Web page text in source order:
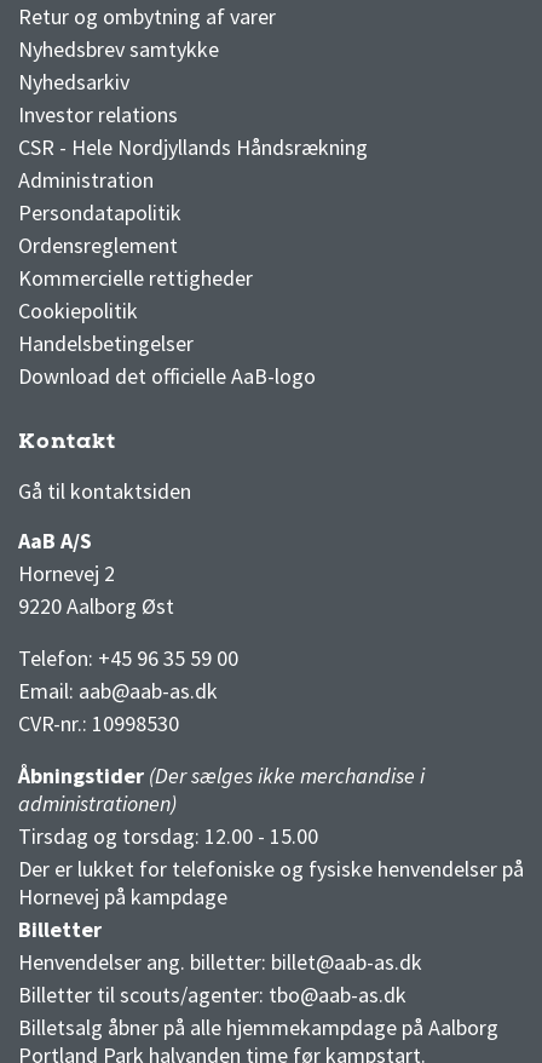
Retur og ombytning af varer
Nyhedsbrev samtykke
Nyhedsarkiv
Investor relations
CSR - Hele Nordjyllands Håndsrækning
Administration
Persondatapolitik
Ordensreglement
Kommercielle rettigheder
Cookiepolitik
Handelsbetingelser
Download det officielle AaB-logo
Kontakt
Gå til kontaktsiden
AaB A/S
Hornevej 2
9220 Aalborg Øst
Telefon: +45 96 35 59 00
Email: aab@aab-as.dk
CVR-nr.: 10998530
Åbningstider (Der sælges ikke merchandise i
administrationen)
Tirsdag og torsdag: 12.00 - 15.00
Der er lukket for telefoniske og fysiske henvendelser på
Hornevej på kampdage
Billetter
Henvendelser ang. billetter: billet@aab-as.dk
Billetter til scouts/agenter: tbo@aab-as.dk
Billetsalg åbner på alle hjemmekampdage på Aalborg
Portland Park halvanden time før kampstart.